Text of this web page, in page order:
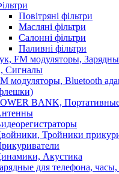
Повітряні фільтри
Масляні фільтри
Салонні фільтри
Паливні фільтри
FM модуляторы,
Сигналы
модуляторы, Bluetooth
BANK,
Тройники
Акустика
для телефона,